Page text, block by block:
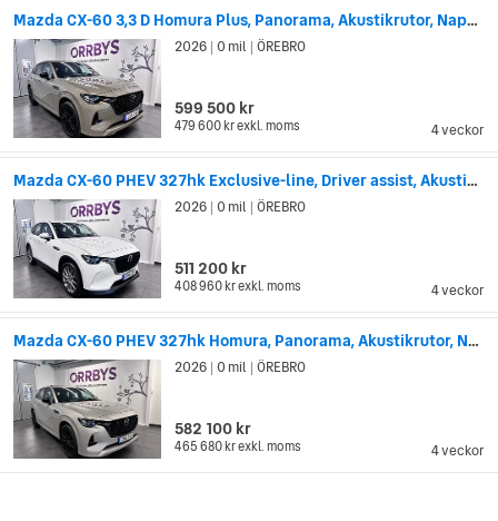
Mazda CX-60 3,3 D Homura Plus, Panorama, Akustikrutor, Nappa-läder
4 veckor
2026 0 mil ÖREBRO
599 500 kr
479 600 krexkl. moms
Mazda CX-60 PHEV 327hk Exclusive-line, Driver assist, Akustikrutor
4 veckor
2026 0 mil ÖREBRO
511 200 kr
408 960 krexkl. moms
Mazda CX-60 PHEV 327hk Homura, Panorama, Akustikrutor, Nappa-läder
4 veckor
2026 0 mil ÖREBRO
582 100 kr
465 680 krexkl. moms